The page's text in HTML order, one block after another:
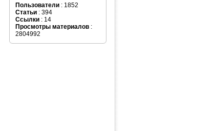
Пользователи : 1852
Статьи : 394
Ссылки : 14
Просмотры материалов :
2804992